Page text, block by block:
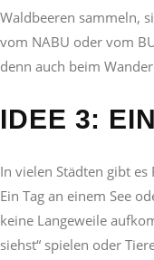
Waldbeeren sammeln,
vom NABU oder vom
denn auch beim
IDEE 3:
In vielen Städten gibt
Ein Tag an einem See
keine Langeweile
siehst“ spielen oder